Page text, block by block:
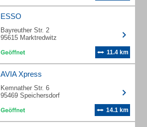
ESSO
Bayreuther Str. 2
95615 Marktredwitz
11.4 km
AVIA Xpress
Kemnather Str. 6
95469 Speichersdorf
14.1 km